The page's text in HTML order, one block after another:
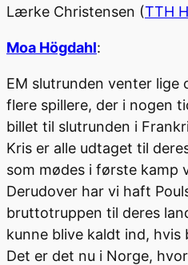
Lærke Christensen (TTH
Moa Högdahl:
EM slutrunden venter lige
flere spillere, der i nogen
billet til slutrunden i
Kris er alle udtaget til
som mødes i første kamp
Derudover har vi haft
bruttotruppen til deres
kunne blive kaldt ind, hvis
Det er det nu i Norge,